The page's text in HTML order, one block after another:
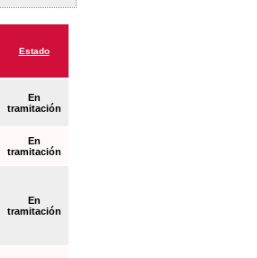
Estado
En
tramitación
En
tramitación
En
tramitación